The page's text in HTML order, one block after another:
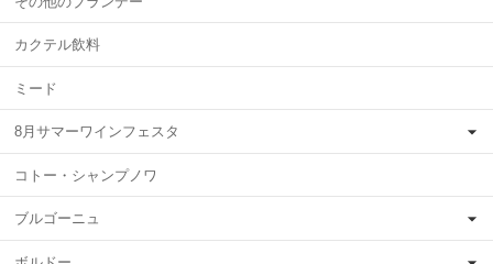
カクテル飲料
ミード
8月サマーワインフェスタ
コトー・シャンプノワ
ブルゴーニュ